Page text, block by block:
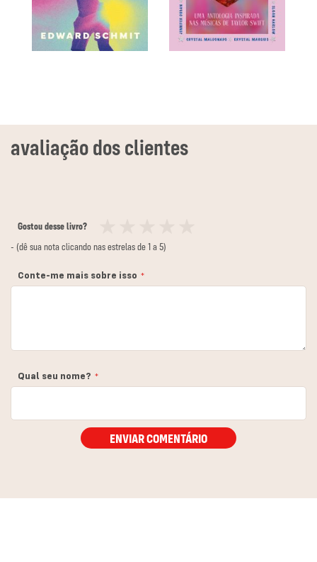
Gostou desse livro?
12
3
4
5
- (dê sua nota clicando nas estrelas de 1 a 5)
Conte-me mais sobre isso
Qual seu nome?
ENVIAR COMENTÁRIO